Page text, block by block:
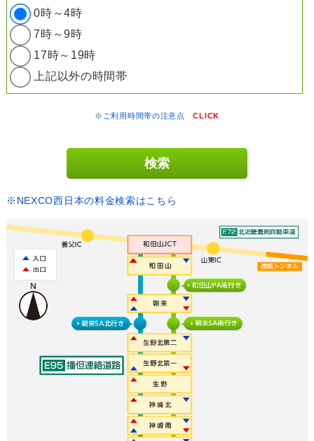
0時～4時
7時～9時
17時～19時
上記以外の時間帯
※ご利用時間帯の注意点CLICK
※NEXCO西日本の料金検索はこちら